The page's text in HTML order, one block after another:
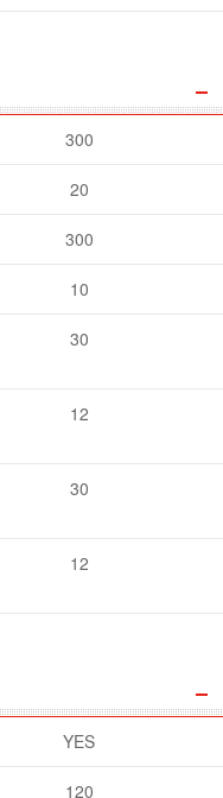
300
20
300
10
30
12
30
12
YES
120